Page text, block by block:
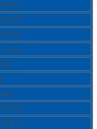
farblos
2700 K
16 mm
35 mm
nein
ja
nein
166 mA
2000 h